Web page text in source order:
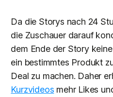
Da die Storys nach 24
die Zuschauer darauf
dem Ende der Story
ein bestimmtes Produkt
Deal zu machen. Daher
Kurzvideos mehr Likes